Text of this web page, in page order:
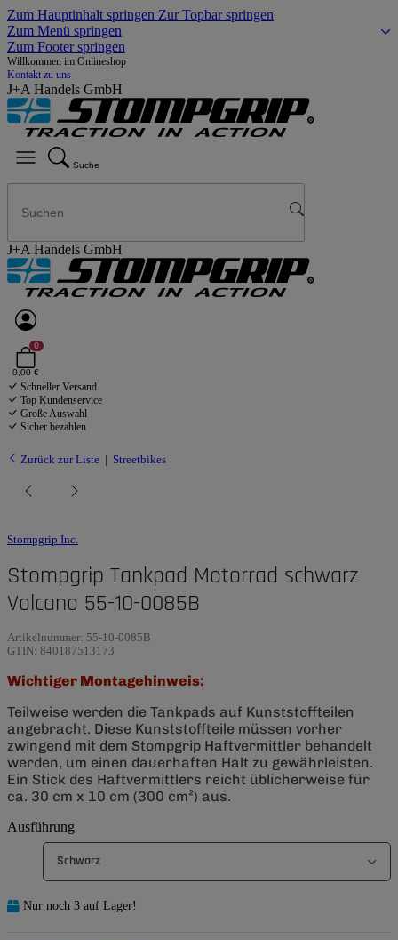
Zum Hauptinhalt springen Zur Topbar springen
Zum Menü springen
Zum Footer springen
Willkommen im Onlineshop
Kontakt zu uns
J+A Handels GmbH
Suche
J+A Handels GmbH
0
0,00 €
Schneller Versand
Top Kundenservice
Große Auswahl
Sicher bezahlen
Zurück zur Liste Streetbikes
Stompgrip Inc.
Stompgrip Tankpad Motorrad schwarz
Volcano 55-10-0085B
Artikelnummer: 55-10-0085B
GTIN: 840187513173
Wichtiger Montagehinweis:
Teilweise werden die Tankpads auf Kunststoffteilen
angebracht. Diese Kunststoffteile müssen vorher
zwingend mit dem Stompgrip Haftvermittler behandelt
werden, um einen dauerhaften Halt zu gewährleisten.
Ein Stick des Haftvermittlers reicht üblicherweise für
ca. 30 cm x 10 cm (300 cm²) aus.
Ausführung
Schwarz
Nur noch 3 auf Lager!